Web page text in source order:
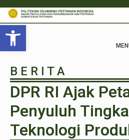
Open toolbar
B E R I T A
DPR RI Ajak
Penyuluh
Teknologi